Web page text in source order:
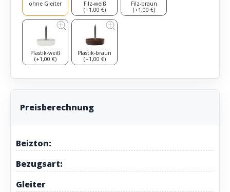
ohne Gleiter
Filz-weiß
(+1,00 €)
Filz-braun
(+1,00 €)
Plastik-weiß
(+1,00 €)
Plastik-braun
(+1,00 €)
Preisberechnung
Beizton:
Bezugsart:
Gleiter